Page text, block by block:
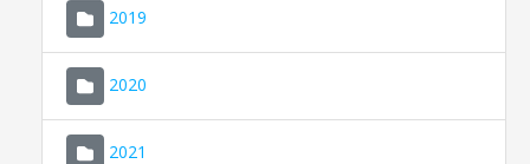
2019
2020
2021